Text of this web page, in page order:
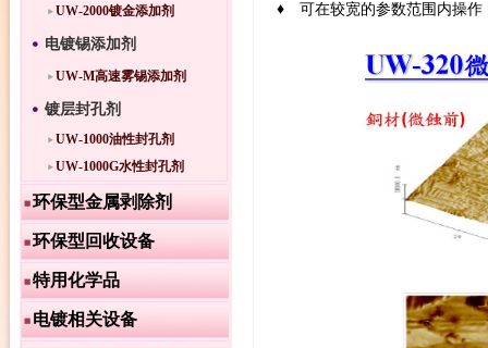
UW-2000镀金添加剂
电镀锡添加剂
UW-M高速雾锡添加剂
镀层封孔剂
UW-1000油性封孔剂
UW-1000G水性封孔剂
环保型金属剥除剂
环保型回收设备
特用化学品
电镀相关设备
♦ 可在较宽的参数范围内操作